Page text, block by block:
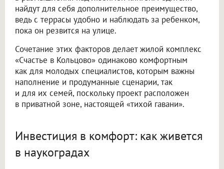
найдут для себя дополнительное преимущество,
ведь с террасы удобно и наблюдать за ребенком,
пока он резвится на улице.
Сочетание этих факторов делает жилой комплекс
«Счастье в Кольцово» одинаково комфортным
как для молодых специалистов, которым важны
наполнение и продуманные сценарии, так
и для их семей, поскольку проект расположен
в приватной зоне, настоящей «тихой гавани».
Инвестиция в комфорт: как живется
в наукоградах